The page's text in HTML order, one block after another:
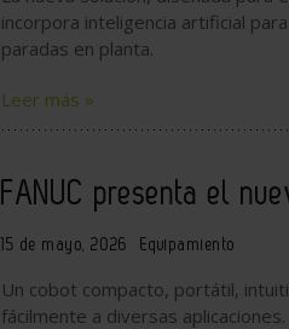
incorpora inteligencia artificial
paradas en planta.
Leer más »
FANUC presenta el
15 de mayo, 2026 Equipamiento
Un cobot compacto, portátil,
fácilmente a diversas aplicaciones.